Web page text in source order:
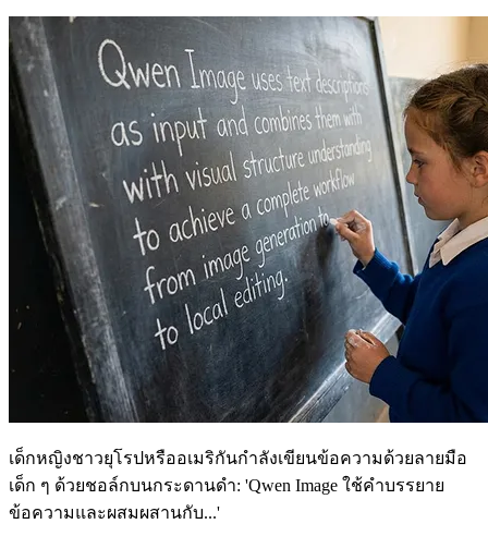
เด็กหญิงชาวยุโรปหรืออเมริกันกำลังเขียนข้อความด้วยลายมือ
เด็ก ๆ ด้วยชอล์กบนกระดานดำ: 'Qwen Image ใช้คำบรรยาย
ข้อความและผสมผสานกับ...'